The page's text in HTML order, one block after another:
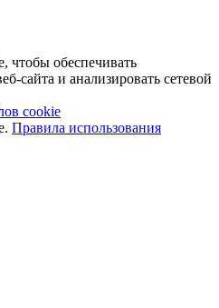
чтобы обеспечивать
сайта и анализировать сетевой
cookie
Правила использования